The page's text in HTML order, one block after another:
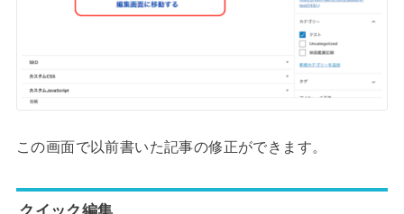
この画面で以前書いた記事の修正ができます。
クイック編集